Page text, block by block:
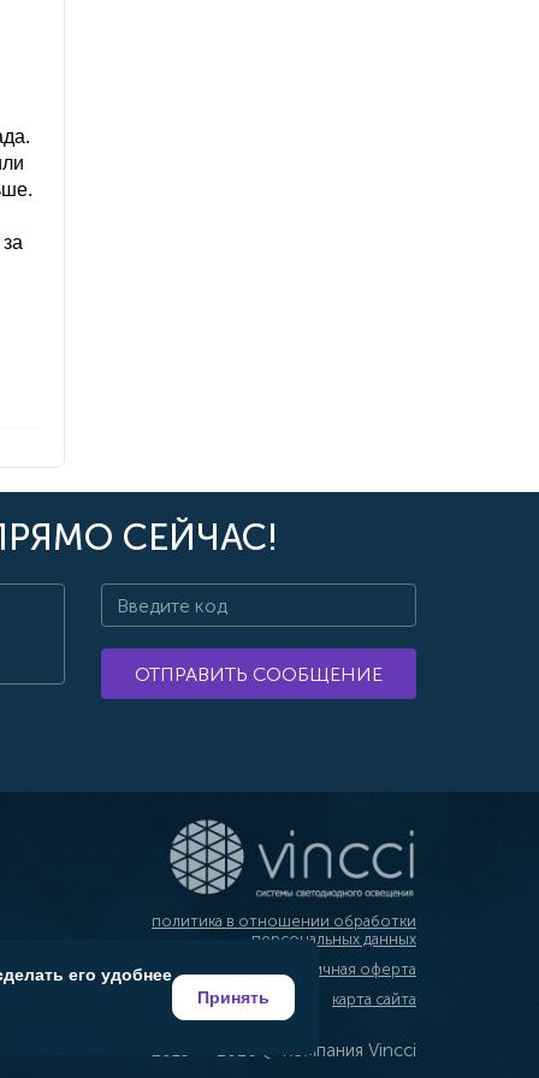
СЕЙЧАС!
ОТПРАВИТЬ СООБЩЕНИЕ
политика в отношении обработки
персональных данных
публичная оферта
карта сайта
2019 — 2026 @ Компания Vincci
его удобнее
Принять